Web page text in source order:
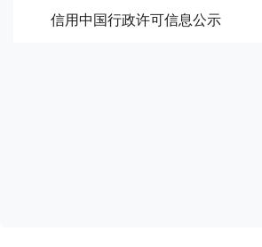
信用中国行政许可信息公示